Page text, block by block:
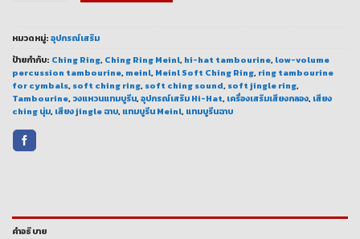
หมวดหมู่:อุปกรณ์เสริม
ป้ายกำกับ: Ching Ring, Ching Ring Meinl, hi-hat tambourine, low-volume
percussion tambourine, meinl, Meinl Soft Ching Ring, ring tambourine
for cymbals, soft ching ring, soft ching sound, soft jingle ring,
Tambourine, วงแหวนแทมบูรีน,อุปกรณ์เสริม Hi-Hat, เครื่องเสริมเสียงกลอง, เสียง
ching นุ่ม, เสียง jingle ฉาบ, แทมบูรีน Meinl, แทมบูรีนฉาบ
คำอธิบาย